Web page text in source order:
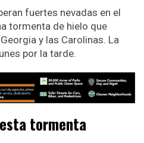
fuertes nevadas en el
tormenta de hielo que
y las Carolinas. La
por la tarde.
tormenta